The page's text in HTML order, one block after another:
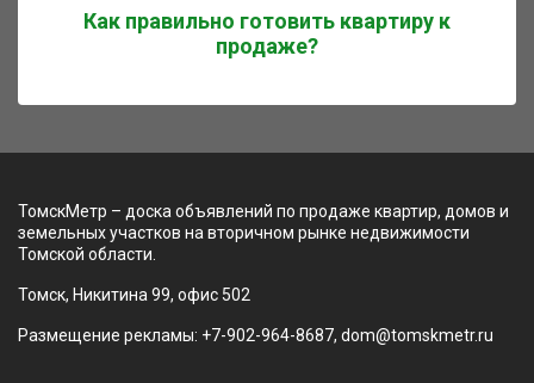
Как правильно готовить квартиру к
продаже?
ТомскМетр – доска объявлений по продаже квартир, домов и
земельных участков на вторичном рынке недвижимости
Томской области.
Томск, Никитина 99, офис 502
Размещение рекламы: +7-902-964-8687, dom@tomskmetr.ru